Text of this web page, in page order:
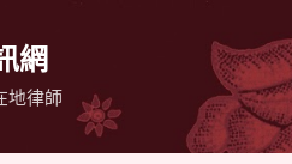
網
地律師